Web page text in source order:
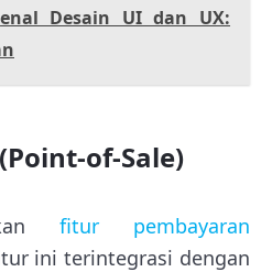
Desain UI dan UX:
of-Sale)
fitur pembayaran
ini terintegrasi dengan